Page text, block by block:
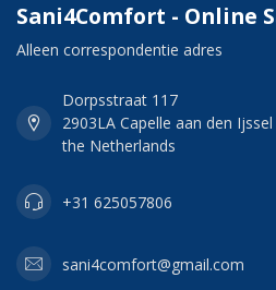
Sani4Comfort - Online
Alleen correspondentie adres
Dorpsstraat 117
2903LA Capelle aan den Ijssel
the Netherlands
+31 625057806
sani4comfort@gmail.com